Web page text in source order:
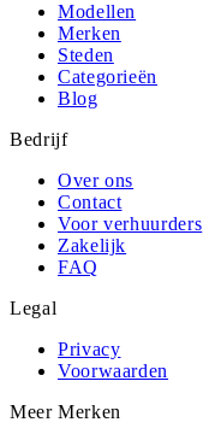
Modellen
Merken
Steden
Categorieën
Blog
Bedrijf
Over ons
Contact
Voor verhuurders
Zakelijk
FAQ
Legal
Privacy
Voorwaarden
Meer Merken